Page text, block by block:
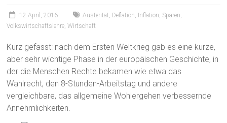
12 April, 2016 Austerität, Deflation, Inflation, Sparen,
Volkswirtschaftslehre,Wirtschaft
Kurz gefasst: nach dem Ersten Weltkrieg gab es eine kurze,
aber sehr wichtige Phase in der europäischen Geschichte, in
der die Menschen Rechte bekamen wie etwa das
Wahlrecht, den 8-Stunden-Arbeitstag und andere
vergleichbare, das allgemeine Wohlergehen verbessernde
Annehmlichkeiten.